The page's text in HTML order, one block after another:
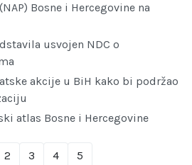
Bosne i Hercegovine na
usvojen NDC o
akcije u BiH kako bi podržao
atlas Bosne i Hercegovine
2 3 4 5